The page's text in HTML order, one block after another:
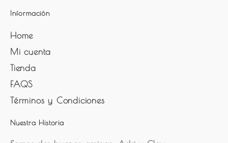
Información
Home
Mi cuenta
Tienda
FAQS
Términos y Condiciones
Nuestra Historia